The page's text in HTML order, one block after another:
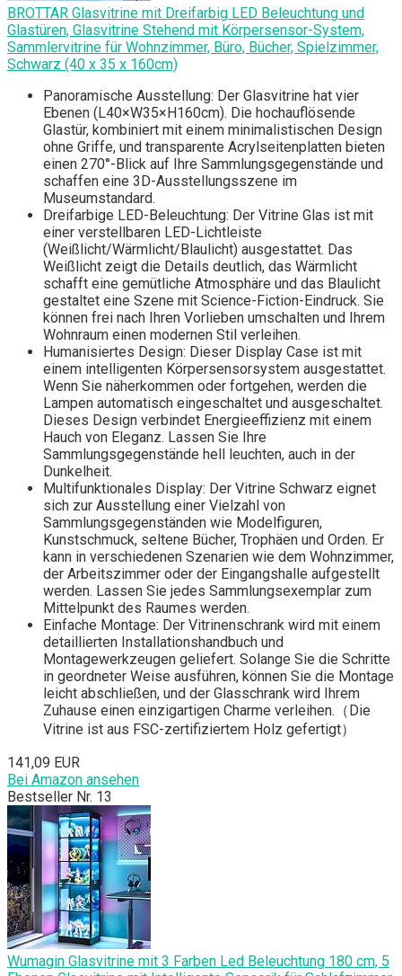
BROTTAR Glasvitrine mit Dreifarbig LED Beleuchtung und
Glastüren, Glasvitrine Stehend mit Körpersensor-System,
Sammlervitrine für Wohnzimmer, Büro, Bücher, Spielzimmer,
Schwarz (40 x 35 x 160cm)
Panoramische Ausstellung: Der Glasvitrine hat vier
Ebenen (L40×W35×H160cm). Die hochauflösende
Glastür, kombiniert mit einem minimalistischen Design
ohne Griffe, und transparente Acrylseitenplatten bieten
einen 270°-Blick auf Ihre Sammlungsgegenstände und
schaffen eine 3D-Ausstellungsszene im
Museumstandard.
Dreifarbige LED-Beleuchtung: Der Vitrine Glas ist mit
einer verstellbaren LED-Lichtleiste
(Weißlicht/Wärmlicht/Blaulicht) ausgestattet. Das
Weißlicht zeigt die Details deutlich, das Wärmlicht
schafft eine gemütliche Atmosphäre und das Blaulicht
gestaltet eine Szene mit Science-Fiction-Eindruck. Sie
können frei nach Ihren Vorlieben umschalten und Ihrem
Wohnraum einen modernen Stil verleihen.
Humanisiertes Design: Dieser Display Case ist mit
einem intelligenten Körpersensorsystem ausgestattet.
Wenn Sie näherkommen oder fortgehen, werden die
Lampen automatisch eingeschaltet und ausgeschaltet.
Dieses Design verbindet Energieeffizienz mit einem
Hauch von Eleganz. Lassen Sie Ihre
Sammlungsgegenstände hell leuchten, auch in der
Dunkelheit.
Multifunktionales Display: Der Vitrine Schwarz eignet
sich zur Ausstellung einer Vielzahl von
Sammlungsgegenständen wie Modelfiguren,
Kunstschmuck, seltene Bücher, Trophäen und Orden. Er
kann in verschiedenen Szenarien wie dem Wohnzimmer,
der Arbeitszimmer oder der Eingangshalle aufgestellt
werden. Lassen Sie jedes Sammlungsexemplar zum
Mittelpunkt des Raumes werden.
Einfache Montage: Der Vitrinenschrank wird mit einem
detaillierten Installationshandbuch und
Montagewerkzeugen geliefert. Solange Sie die Schritte
in geordneter Weise ausführen, können Sie die Montage
leicht abschließen, und der Glasschrank wird Ihrem
Zuhause einen einzigartigen Charme verleihen.（Die
Vitrine ist aus FSC-zertifiziertem Holz gefertigt）
141,09 EUR
Bei Amazon ansehen
Bestseller Nr. 13
Wumagin Glasvitrine mit 3 Farben Led Beleuchtung 180 cm, 5